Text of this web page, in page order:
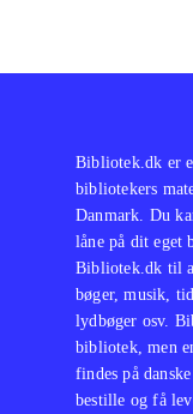
Bibliotek.dk er
bibliotekers
Danmark. Du
låne på dit eget
Bibliotek.dk til
bøger, musik,
lydbøger osv.
bibliotek, men
findes på
bestille og få